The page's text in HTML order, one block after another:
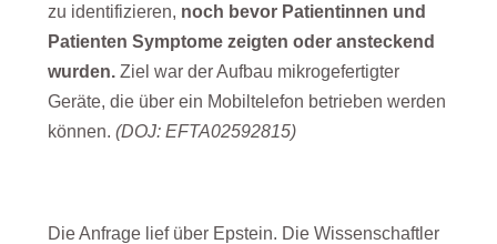
zu identifizieren, noch bevor Patientinnen und
Patienten Symptome zeigten oder ansteckend
wurden.Ziel war der Aufbau mikrogefertigter
Geräte, die über ein Mobiltelefon betrieben werden
können. (DOJ: EFTA02592815)
Die Anfrage lief über Epstein. Die Wissenschaftler